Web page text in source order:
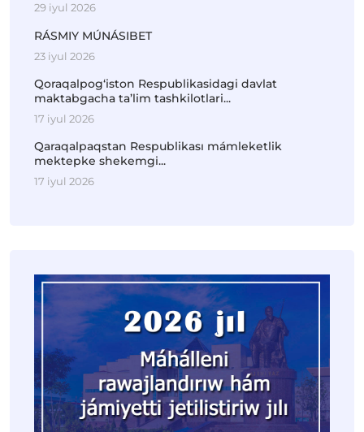
29 iyul 2026
RÁSMIY MÚNÁSIBET
23 iyul 2026
Qoraqalpog‘iston Respublikasidagi davlat
maktabgacha ta’lim tashkilotlari...
17 iyul 2026
Qaraqalpaqstan Respublikası mámleketlik
mektepke shekemgi...
17 iyul 2026